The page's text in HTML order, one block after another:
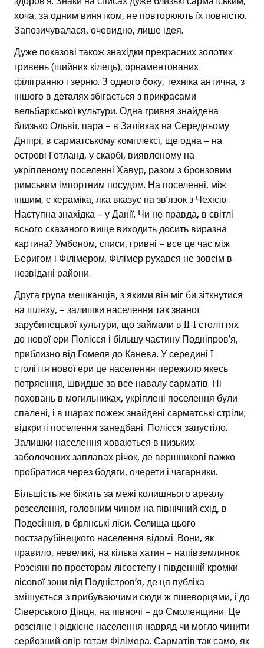
хоча, за одним винятком, не повторюють їх повністю.
Запозичувалася, очевидно, лише ідея.
Дуже показові також знахідки прекрасних золотих
гривень (шийних кілець), орнаментованих
філігранню і зерню. З одного боку, техніка антична, з
іншого в деталях збігається з прикрасами
вельбаркської культури. Одна гривня знайдена
близько Ольвії, пара – в Залівках на Середньому
Дніпрі, в сарматському комплексі, ще одна – на
острові Готланд, у скарбі, виявленому на
укріпленому поселенні Хавур, разом з бронзовим
римським імпортним посудом. На поселенні, між
іншим, є кераміка, яка вказує на зв’язок з Чехією.
Наступна знахідка – у Данії. Чи не правда, в світлі
всього сказаного вище виходить досить виразна
картина? Умбоном, списи, гривні – все це час між
Беригом і Філімером. Філімер рухався не зовсім в
незвідані райони.
Друга група мешканців, з якими він міг би зіткнутися
на шляху, – залишки населення так званої
зарубинецької культури, що займали в II-I століттях
до нової ери Полісся і більшу частину Подніпров’я,
приблизно від Гомеля до Канева. У середині I
століття нової ери це населення пережило якесь
потрясіння, швидше за все навалу сарматів. Ні
поховань в могильниках, укріплені поселення були
спалені, і в шарах пожеж знайдені сарматські стріли;
відкриті поселення занедбані. Полісся запустіло.
Залишки населення ховаються в низьких
заболочених заплавах річок, де вершникові важко
пробратися через бодяги, очерети і чагарники.
Більшість же біжить за межі колишнього ареалу
розселення, головним чином на північний схід, в
Подесіння, в брянські ліси. Селища цього
постзарубінецкого населення відомі. Вони, як
правило, невеликі, на кілька хатин – напівземлянок.
Розсіяні по просторам лісостепу і південній кромки
лісової зони від Подністров’я, де ця публіка
змішується з прибуваючими сюди ж пшеворцями, і до
Сіверського Дінця, на півночі – до Смоленщини. Це
розсіяне і рідкісне населення навряд чи могло чинити
серйозний опір готам Філімера. Сарматів так само, як